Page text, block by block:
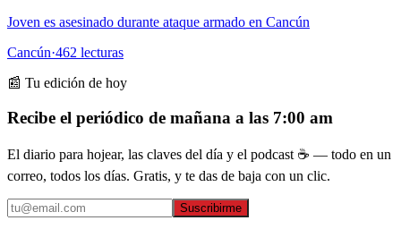
Joven es asesinado durante ataque armado en Cancún
Cancún·462 lecturas
📰 Tu edición de hoy
Recibe el periódico de mañana a las 7:00 am
El diario para hojear, las claves del día y el podcast ☕ — todo en un
correo, todos los días. Gratis, y te das de baja con un clic.
Suscribirme